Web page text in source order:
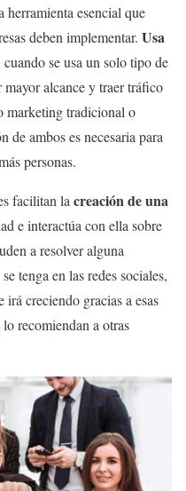
esencial que
deben implementar. Usa
cuando se usa un solo tipo de
alcance y traer tráfico
marketing tradicional o
de ambos es necesaria para
personas.
facilitan lacreación de una
e interactúa con ella sobre
a resolver alguna
tenga en las redes sociales,
creciendo gracias a esas
recomiendan a otras